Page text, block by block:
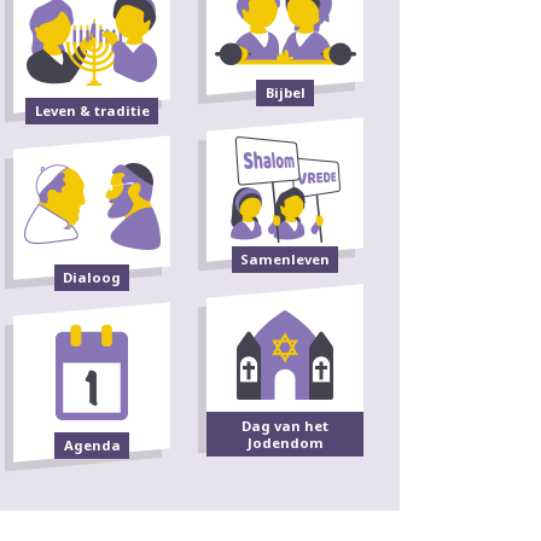
Leven & traditie
Bijbel
Dialoog
Samenleven
Agenda
Dag van het
Jodendom